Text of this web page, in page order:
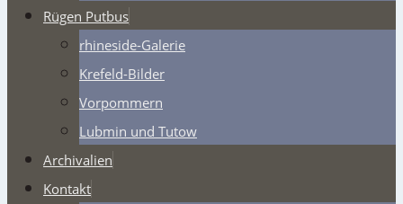
Rügen Putbus
rhineside-Galerie
Krefeld-Bilder
Vorpommern
Lubmin und Tutow
Archivalien
Kontakt